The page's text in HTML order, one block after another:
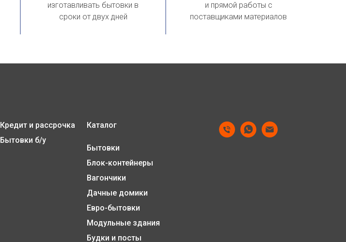
изготавливать бытовки в
сроки от двух дней
и прямой работы с
поставщиками материалов
Кредит и рассрочка
Бытовки б/у
Каталог
Бытовки
Блок-контейнеры
Вагончики
Дачные домики
Евро-бытовки
Модульные здания
Будки и посты